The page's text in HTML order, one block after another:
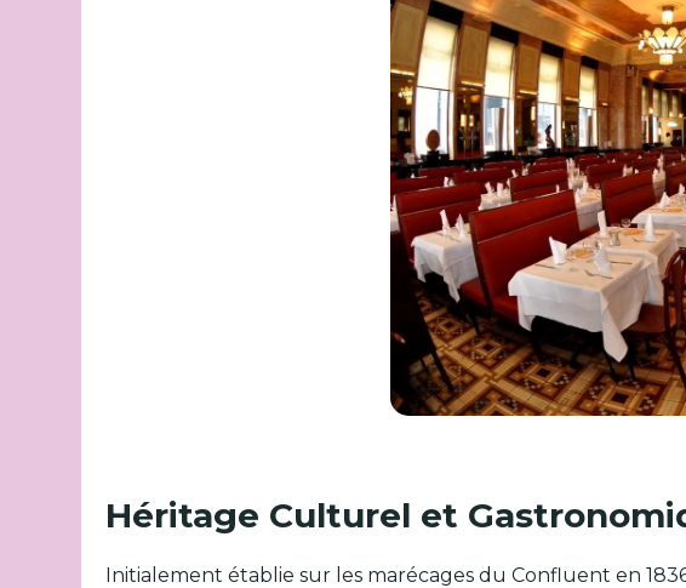
Héritage Culturel et
Initialement établie sur les marécages du Confluent en